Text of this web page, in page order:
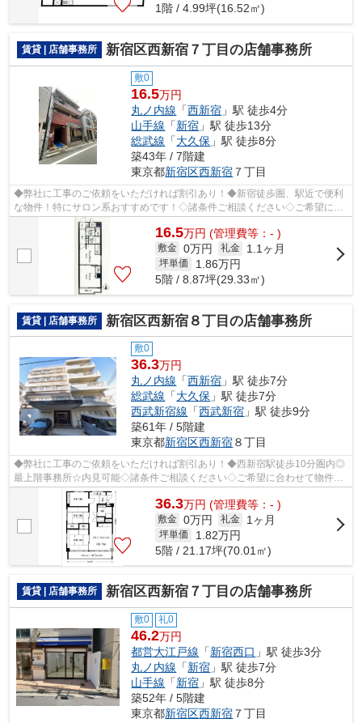
1階 / 4.99坪(16.52㎡)
賃貸 | 店舗事務所 新宿区西新宿７丁目の店舗事務所
敷0
16.5万円
丸ノ内線 「西新宿 」駅 徒歩4分
山手線 「新宿 」駅 徒歩13分
総武線 「大久保 」駅 徒歩8分
築43年 / 7階建
東京都新宿区西新宿 ７丁目
◆弊社に工事のご依頼をいただければ割引あり！◆新宿徒歩圏、駅近で便利
な物件！特にサロン系おすすめです！◇諸条件ご相談ください◇ご希望に合
わせて物件のご提案が可能です◇お気軽にお...
16.5万円 (管理費等：- )
敷金 0万円 礼金 1.1ヶ月
坪単価 1.86万円
5階 / 8.87坪(29.33㎡)
賃貸 | 店舗事務所 新宿区西新宿８丁目の店舗事務所
敷0
36.3万円
丸ノ内線 「西新宿 」駅 徒歩7分
総武線 「大久保 」駅 徒歩7分
西武新宿線 「西武新宿 」駅 徒歩9分
築61年 / 5階建
東京都新宿区西新宿８丁目
◆弊社に工事のご依頼をいただければ割引あり！◆西新宿駅徒歩10分圏内◎
最上階事務所☆内見可能◇諸条件ご相談ください◇ご希望に合わせて物件の
ご提案が可能です◇お気軽にお問い合わせくだ...
36.3万円 (管理費等：- )
敷金 0万円 礼金 1ヶ月
坪単価 1.82万円
5階 / 21.17坪(70.01㎡)
賃貸 | 店舗事務所 新宿区西新宿７丁目の店舗事務所
敷0 礼0
46.2万円
都営大江戸線 「新宿西口 」駅 徒歩3分
丸ノ内線 「新宿 」駅 徒歩7分
山手線 「新宿 」駅 徒歩8分
築52年 / 5階建
東京都新宿区西新宿 ７丁目